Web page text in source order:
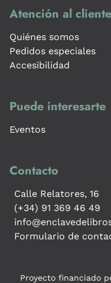
Atención al cliente
Quiénes somos
Pedidos especiales
Accesibilidad
Puede interesarte
Eventos
Contacto
Calle Relatores, 16
(+34) 91 369 46 49
Formulario de
Proyecto financiado